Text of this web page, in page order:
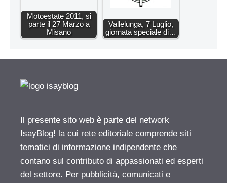
Motoestate 2011, si
parte il 27 Marzo a
Misano
Vallelunga, 7 Luglio,
giornata speciale di…
Il presente sito web è parte del network
IsayBlog! la cui rete editoriale comprende siti
tematici di informazione indipendente che
contano sul contributo di appassionati ed esperti
del settore. Per pubblicità, comunicati e